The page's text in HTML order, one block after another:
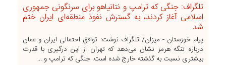
تلگراف: جنگی که ترامپ و نتانیاهو برای سرنگونی جمهوری
اسلامی آغاز کردند، به گسترش نفوذ منطقه‌ای ایران ختم
شد
پیام خوزستان - میزان/ تلگراف نوشت: توافق احتمالی ایران و عمان
درباره تنگه هرمز نشان می‌دهد که تهران از این درگیری با قدرت
بیشتری نسبت به گذشته خارج شده است. جنگی که ترامپ و ...